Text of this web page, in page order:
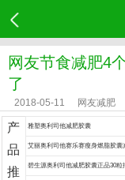
网友节食减肥4
了
2018-05-11 网友减肥
产
品
推
雅塑奥利司他减肥胶囊
艾丽奥利司他赛乐赛瘦身燃脂胶囊
品药
碧生源奥利司他减肥胶囊正品30